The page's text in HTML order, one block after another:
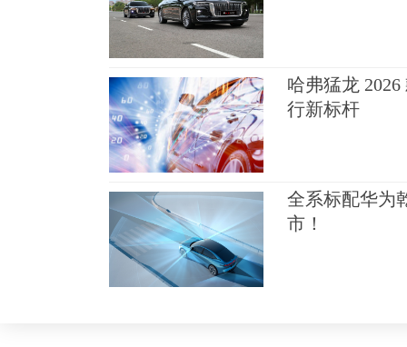
哈弗猛龙
行新标杆
全系标配华为
市！